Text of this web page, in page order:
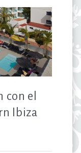
con el
Ibiza